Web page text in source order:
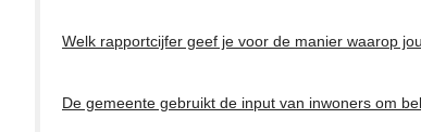
Welk rapportcijfer geef je voor de manier waarop
De gemeente gebruikt de input van inwoners om